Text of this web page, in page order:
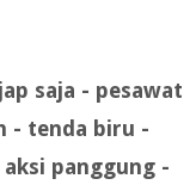
saja - pesawat
- tenda biru -
panggung -